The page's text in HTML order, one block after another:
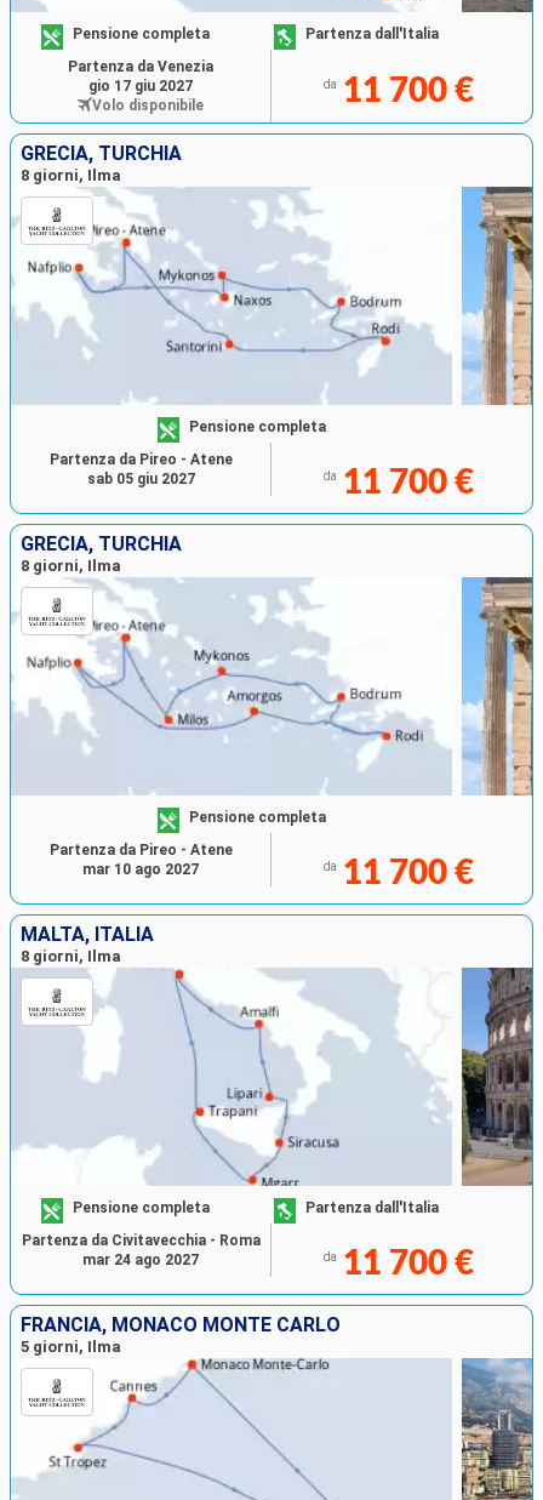
Pensione completa Partenza dall'Italia
da 11 700 €
Partenza da Venezia
gio 17 giu 2027
Volo disponibile
GRECIA, TURCHIA
8 giorni, Ilma
Pensione completa
da 11 700 €
Partenza da Pireo - Atene
sab 05 giu 2027
GRECIA, TURCHIA
8 giorni, Ilma
Pensione completa
da 11 700 €
Partenza da Pireo - Atene
mar 10 ago 2027
MALTA, ITALIA
8 giorni, Ilma
Pensione completa Partenza dall'Italia
da 11 700 €
Partenza da Civitavecchia - Roma
mar 24 ago 2027
FRANCIA, MONACO MONTE CARLO
5 giorni, Ilma